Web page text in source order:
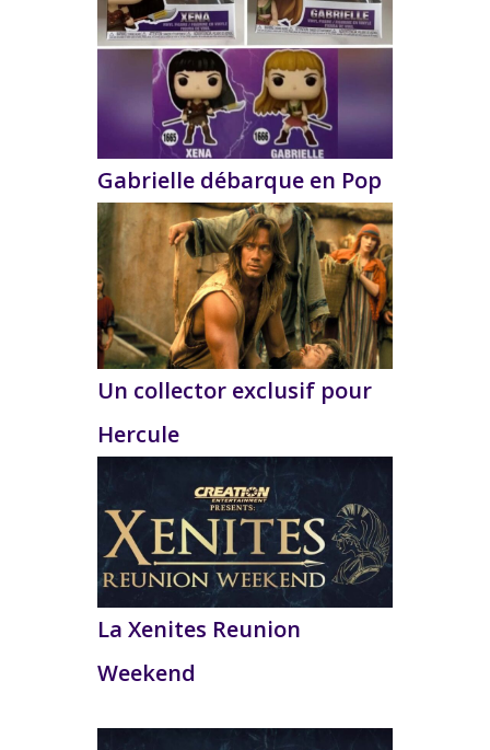
Gabrielle débarque en Pop
Un collector exclusif pour
Hercule
La Xenites Reunion
Weekend